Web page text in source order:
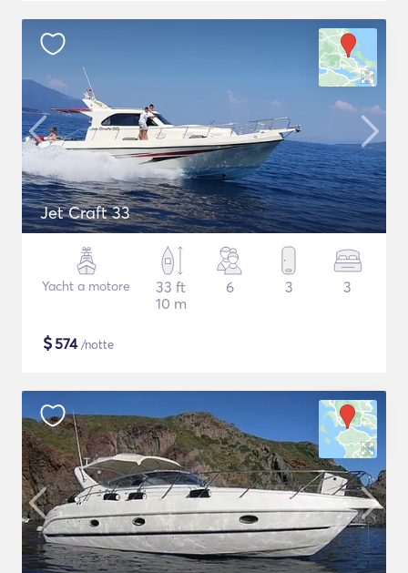
Jet Craft 33
Yacht a motore
33 ft
10 m
6 3 3
$574/notte